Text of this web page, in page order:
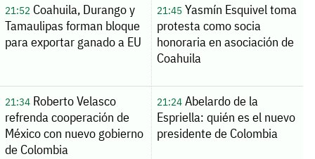
21:52 Coahuila, Durango y
Tamaulipas forman bloque
para exportar ganado a EU
21:45Yasmín Esquivel toma
protesta como socia
honoraria en asociación de
Coahuila
21:34Roberto Velasco
refrenda cooperación de
México con nuevo gobierno
de Colombia
21:24Abelardo de la
Espriella: quién es el nuevo
presidente de Colombia